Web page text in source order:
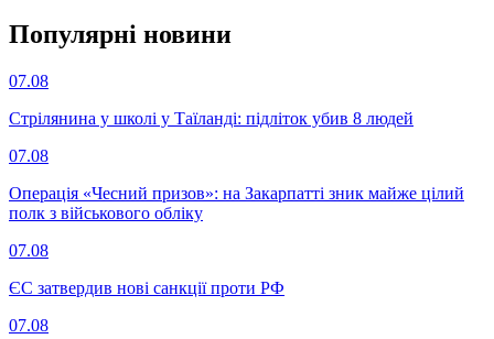
Популярнi новини
07.08
Стрілянина у школі у Таїланді: підліток убив 8 людей
07.08
Операція «Чесний призов»: на Закарпатті зник майже цілий
полк з військового обліку
07.08
ЄС затвердив нові санкції проти РФ
07.08